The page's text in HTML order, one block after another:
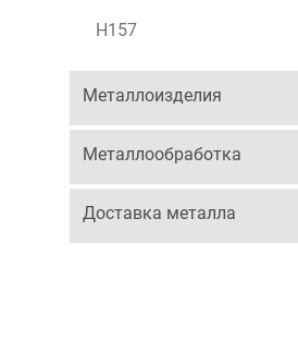
Н157
Металлоизделия
Металлообработка
Доставка металла